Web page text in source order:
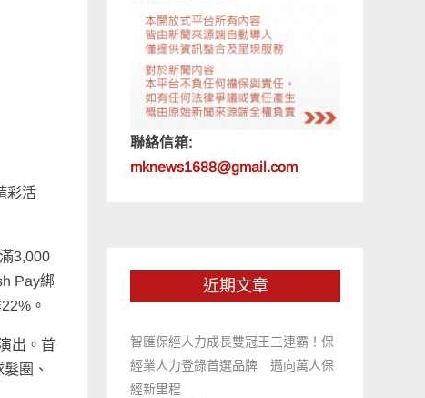
彩活
3,000
Pay綁
。
出。首
圈、
聯絡信箱:
mknews1688@gmail.com
近期文章
智匯保經人力成長雙冠王三連霸！保
經業人力登錄首選品牌 邁向萬人保
經新里程